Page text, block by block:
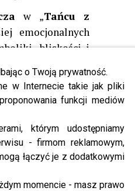
o Twoją prywatność.
w Internecie takie jak pliki
funkcji mediów
którym udostępniamy
- firmom reklamowym,
łączyć je z dodatkowymi
momencie - masz prawo
w „Tańcu z
emocjonalnych
bliskości i
namiętnym
Ich występ był
– zdaniem wielu
przekaz, choć
emocji
Słabiej
25 punktów.